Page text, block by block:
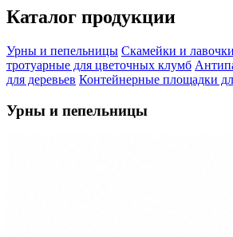
Каталог продукции
Урны и пепельницы Скамейки и
тротуарные для цветочных клумб
для деревьев Контейнерные площадки
Урны и пепельницы